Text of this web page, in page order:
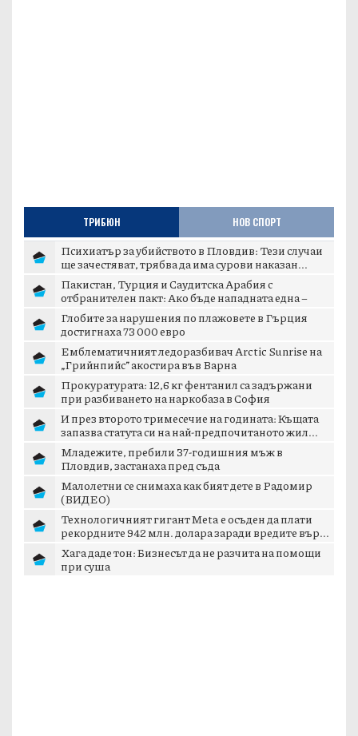
ТРИБЮН НОВ СПОРТ
Психиатър за убийството в Пловдив: Тези случаи
ще зачестяват, трябва да има сурови наказан...
Пакистан, Турция и Саудитска Арабия с
отбранителен пакт: Ако бъде нападната една –
отвръща...
Глобите за нарушения по плажовете в Гърция
достигнаха 73 000 евро
Емблематичният ледоразбивач Arctic Sunrise на
„Грийнпийс” акостира във Варна
Прокуратурата: 12,6 кг фентанил са задържани
при разбиването на наркобаза в София
И през второто тримесечие на годината: Къщата
запазва статута си на най-предпочитаното жил...
Младежите, пребили 37-годишния мъж в
Пловдив, застанаха пред съда
Малолетни се снимаха как бият дете в Радомир
(ВИДЕО)
Технологичният гигант Meta е осъден да плати
рекордните 942 млн. долара заради вредите вър...
Хага даде тон: Бизнесът да не разчита на помощи
при суша